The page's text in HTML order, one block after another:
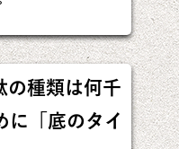
の種類は何千
に「底のタイ